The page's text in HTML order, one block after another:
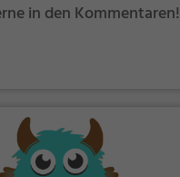
in den Kommentaren!